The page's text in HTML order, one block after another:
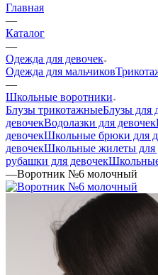
Главная
—
Каталог
—
Одежда для девочек
Одежда для мальчиков
—
Школьные воротники
Блузы трикотажныеБлузы для
девочекВодолазки для девочек
девочекШкольные брюки для
девочекШкольные жилеты для
рубашки для девочек
—Воротник №6 молочный